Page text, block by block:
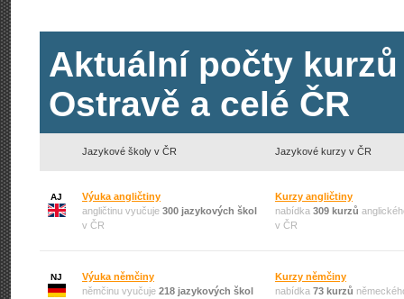
Aktuální počty
Ostravě a celé ČR
Jazykové školy v ČR Jazykové kurzy v ČR
AJ
Výuka angličtiny
angličtinu vyučuje 300 jazykových škol
v ČR
Kurzy angličtiny
nabídka 309 kurzů
v ČR
NJ
Výuka němčiny
němčinu vyučuje 218 jazykových škol
Kurzy němčiny
nabídka 73 kurzů